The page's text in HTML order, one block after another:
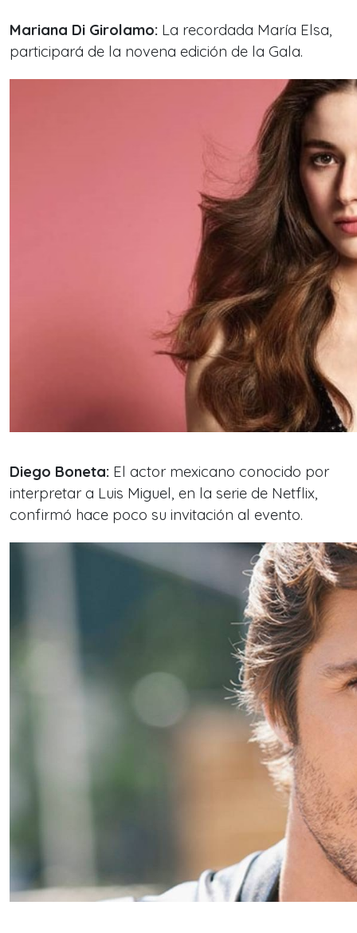
Mariana Di Girolamo: La recordada María Elsa,
participará de la novena edición de la Gala.
Diego Boneta: El actor mexicano conocido por
interpretar a Luis Miguel, en la serie de Netflix,
confirmó hace poco su invitación al evento.